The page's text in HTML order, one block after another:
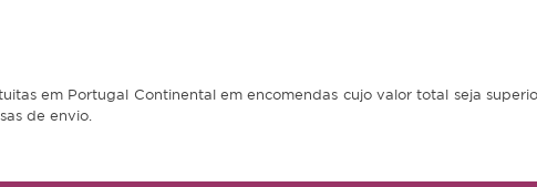
em Portugal Continental em encomendas cujo valor total seja
de envio.